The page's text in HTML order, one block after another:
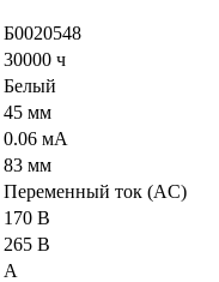
Б0020548
30000 ч
Белый
45 мм
0.06 мА
83 мм
Переменный ток (AC)
170 В
265 В
A